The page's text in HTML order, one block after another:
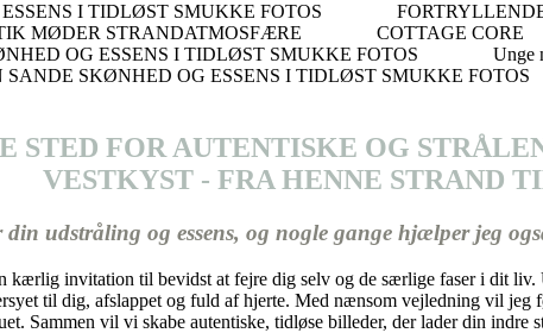
I TIDLØST SMUKKE FOTOS
MØDER STRANDATMOSFÆRE
COTTAGE CORE
OG ESSENS I TIDLØST SMUKKE FOTOS
Unge
SKØNHED OG ESSENS I TIDLØST SMUKKE FOTOS
STED FOR AUTENTISKE OG
VESTKYST - FRA HENNE STRAND
din udstråling og essens, og nogle gange hjælper jeg
invitation til bevidst at fejre dig selv og de særlige faser i dit liv.
til dig, afslappet og fuld af hjerte. Med nænsom vejledning vil jeg
Sammen vil vi skabe autentiske, tidløse billeder, der lader din indre